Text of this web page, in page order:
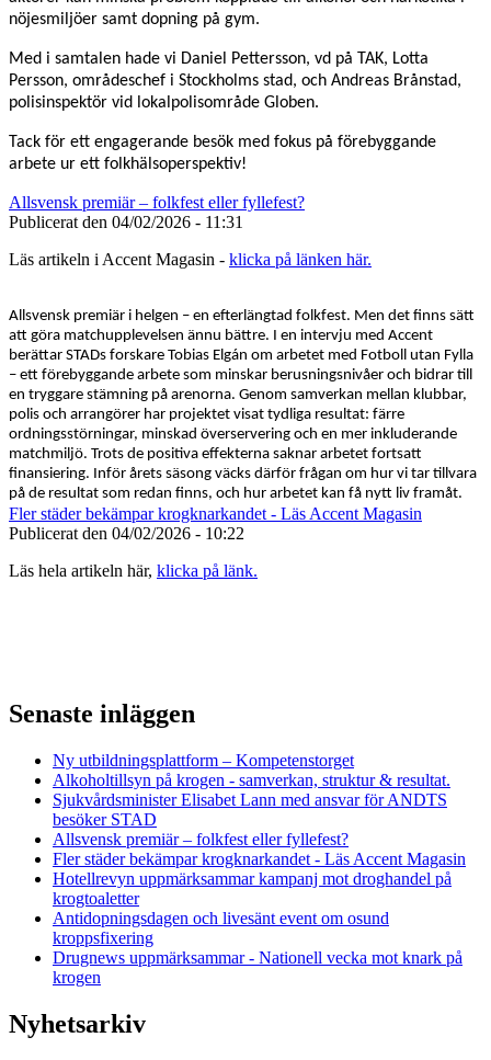
nöjesmiljöer samt dopning på gym.
Med i samtalen hade vi Daniel Pettersson, vd på TAK, Lotta
Persson, områdeschef i Stockholms stad, och Andreas Brånstad,
polisinspektör vid lokalpolisområde Globen.
Tack för ett engagerande besök med fokus på förebyggande
arbete ur ett folkhälsoperspektiv!
Allsvensk premiär – folkfest eller fyllefest?
Publicerat den 04/02/2026 - 11:31
Läs artikeln i Accent Magasin - klicka på länken här.
Allsvensk premiär i helgen – en efterlängtad folkfest. Men det finns sätt
att göra matchupplevelsen ännu bättre. I en intervju med Accent
berättar STADs forskare Tobias Elgán om arbetet med Fotboll utan Fylla
– ett förebyggande arbete som minskar berusningsnivåer och bidrar till
en tryggare stämning på arenorna. Genom samverkan mellan klubbar,
polis och arrangörer har projektet visat tydliga resultat: färre
ordningsstörningar, minskad överservering och en mer inkluderande
matchmiljö. Trots de positiva effekterna saknar arbetet fortsatt
finansiering. Inför årets säsong väcks därför frågan om hur vi tar tillvara
på de resultat som redan finns, och hur arbetet kan få nytt liv framåt.
Fler städer bekämpar krogknarkandet - Läs Accent Magasin
Publicerat den 04/02/2026 - 10:22
Läs hela artikeln här, klicka på länk.
Senaste inläggen
Ny utbildningsplattform – Kompetenstorget
Alkoholtillsyn på krogen - samverkan, struktur & resultat.
Sjukvårdsminister Elisabet Lann med ansvar för ANDTS
besöker STAD
Allsvensk premiär – folkfest eller fyllefest?
Fler städer bekämpar krogknarkandet - Läs Accent Magasin
Hotellrevyn uppmärksammar kampanj mot droghandel på
krogtoaletter
Antidopningsdagen och livesänt event om osund
kroppsfixering
Drugnews uppmärksammar - Nationell vecka mot knark på
krogen
Nyhetsarkiv